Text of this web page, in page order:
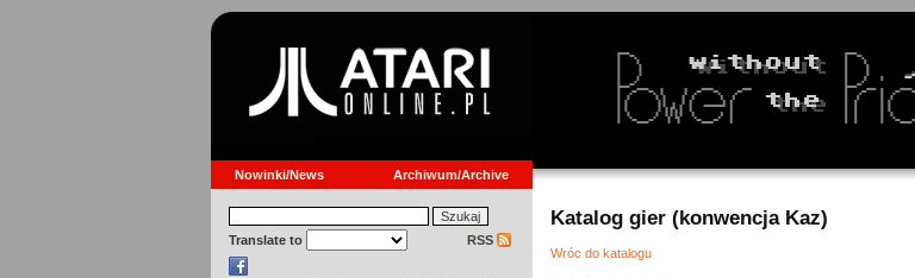
Nowinki/News Archiwum/Archive
Translate to RSS
Katalog gier (konwencja Kaz)
Wróc do katalogu